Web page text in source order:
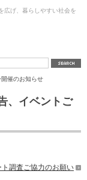
広げ、暮らしやすい社会を
催のお知らせ
、イベントご
ト調査ご協力のお願い